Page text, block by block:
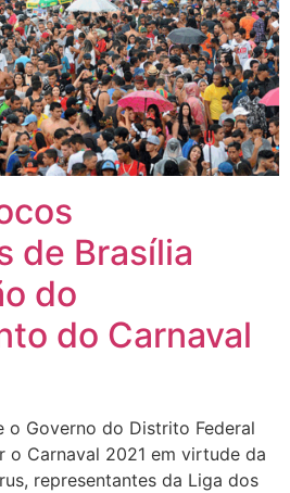
de Brasília
do
do Carnaval
o Governo do Distrito Federal
o Carnaval 2021 em virtude da
representantes da Liga dos